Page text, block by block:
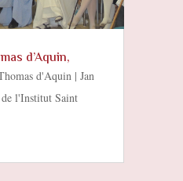
d’Aquin,
d'Aquin| Jan
l'Institut Saint